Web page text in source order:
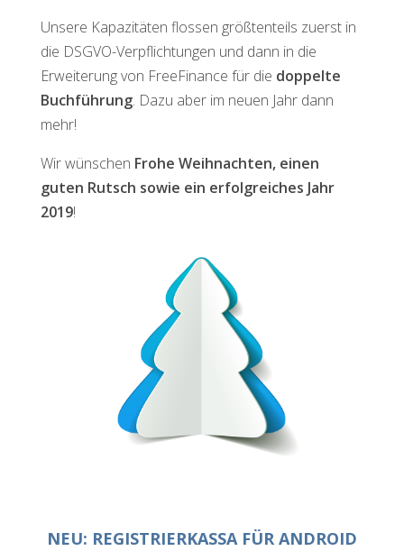
Unsere Kapazitäten flossen größtenteils zuerst in
die DSGVO-Verpflichtungen und dann in die
Erweiterung von FreeFinance für die doppelte
Buchführung. Dazu aber im neuen Jahr dann
mehr!
Wir wünschen Frohe Weihnachten, einen
guten Rutsch sowie ein erfolgreiches Jahr
2019!
NEU: REGISTRIERKASSA FÜR ANDROID